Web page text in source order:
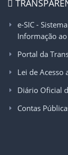
e-SIC -
Informação
Portal da
Lei de Acesso
Diário Oficial
Contas